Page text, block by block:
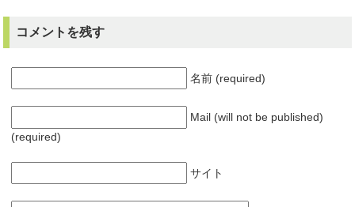
コメントを残す
名前 (required)
Mail (will not be published)
(required)
サイト